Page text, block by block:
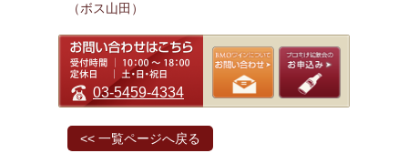
（ボス山田）
03-5459-4334
<< 一覧ページへ戻る